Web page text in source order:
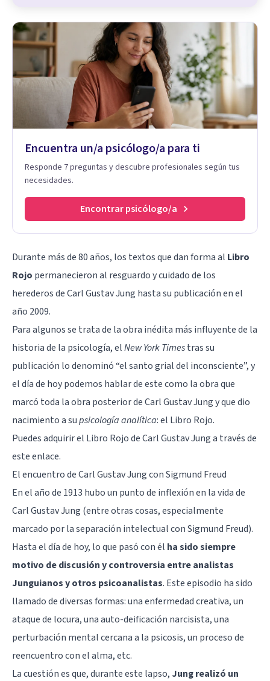
Encuentra un/a psicólogo/a para ti
Responde 7 preguntas y descubre profesionales según tus
necesidades.
Encontrar psicólogo/a
Durante más de 80 años, los textos que dan forma al Libro
Rojo permanecieron al resguardo y cuidado de los
herederos deCarl Gustav Jung hasta su publicación en el
año 2009.
Para algunos se trata de la obra inédita más influyente de la
historia de la psicología, elNew York Timestras su
publicación lo denominó “el santo grial del inconsciente”, y
el día de hoy podemos hablar de este como la obra que
marcó toda la obra posterior de Carl Gustav Jung y que dio
nacimiento a supsicología analítica: el Libro Rojo.
Puedes adquirir el Libro Rojo de Carl Gustav Junga través de
este enlace.
El encuentro de Carl Gustav Jung con Sigmund Freud
En el año de 1913 hubo un punto de inflexión en la vida de
Carl Gustav Jung (entre otras cosas, especialmente
marcado por la separación intelectual conSigmund Freud).
Hasta el día de hoy, lo que pasó con él ha sido siempre
motivo de discusión y controversia entre analistas
Junguianos y otros psicoanalistas. Este episodio ha sido
llamado de diversas formas: una enfermedad creativa, un
ataque de locura, una auto-deificación narcisista, una
perturbación mental cercana a la psicosis, un proceso de
reencuentro con el alma, etc.
La cuestión es que, durante este lapso, Jung realizó un